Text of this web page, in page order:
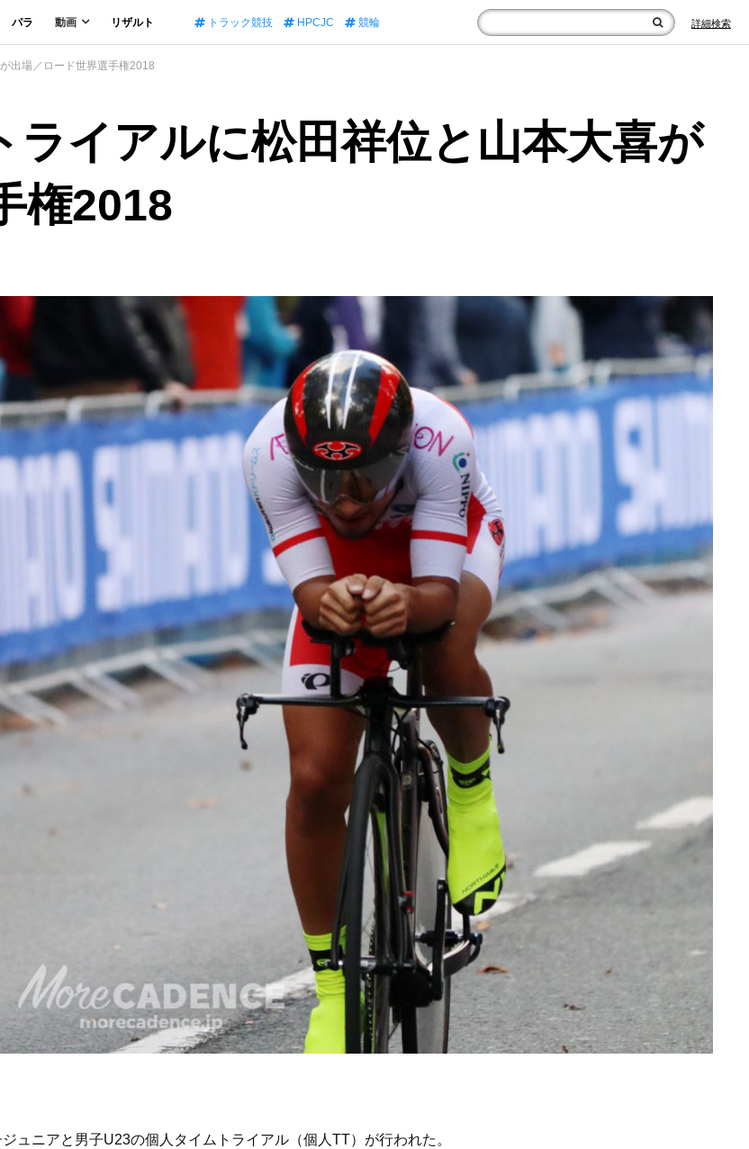
パラ 動画 リザルト トラック競技 HPCJC 競輪 詳細検索
出場／ロード世界選手権2018
ライアルに松田祥位と山本大喜が
権2018
ュニアと男子U23の個人タイムトライアル（個人TT）が行われた。